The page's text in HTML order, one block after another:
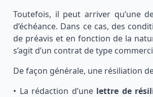
Toutefois, il peut arriver qu’une
d’échéance. Dans ce cas, des
de préavis et en fonction de la
s’agit d’un contrat de type
De façon générale, une résiliation
• La rédaction d’une lettre de